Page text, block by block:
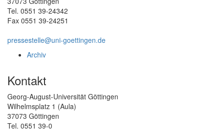
Tel. 0551 39-24342
Fax 0551 39-24251
pressestelle@uni-goettingen.de
Archiv
Kontakt
Georg-August-Universität Göttingen
Wilhelmsplatz 1 (Aula)
37073 Göttingen
Tel. 0551 39-0